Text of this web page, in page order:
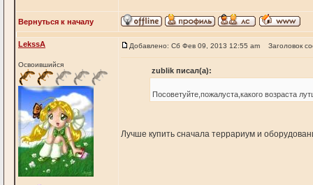
Вернуться к началу
LekssA
Освоившийся
Добавлено: Сб Фев 09, 2013 12:55 am Заголовок
zublik писал(а):
Посоветуйте,пожалуста,какого возраста
Лучше купить сначала террариум и